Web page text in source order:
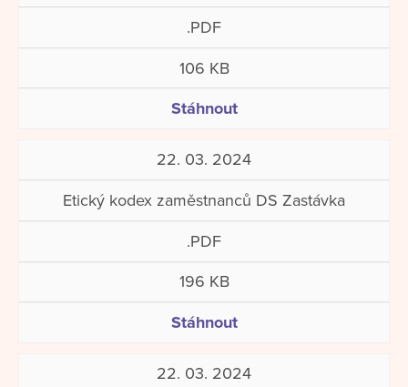
.PDF
106 KB
Stáhnout
22. 03. 2024
Etický kodex zaměstnanců DS Zastávka
.PDF
196 KB
Stáhnout
22. 03. 2024